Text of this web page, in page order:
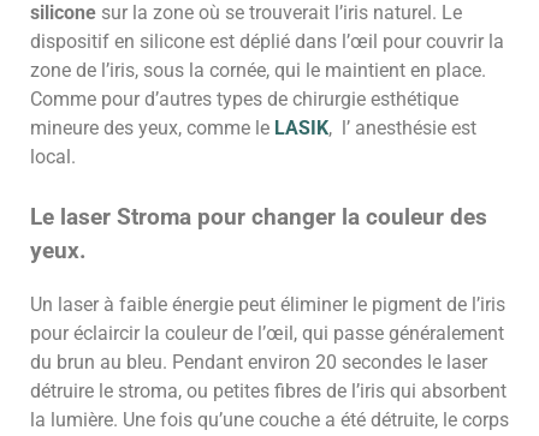
silicone sur la zone où se trouverait l’iris naturel. Le
dispositif en silicone est déplié dans l’œil pour couvrir la
zone de l’iris, sous la cornée, qui le maintient en place.
Comme pour d’autres types de chirurgie esthétique
mineure des yeux, comme le LASIK, l’ anesthésie est
local.
Le laser Stroma pour changer la couleur des
yeux.
Un laser à faible énergie peut éliminer le pigment de l’iris
pour éclaircir la couleur de l’œil, qui passe généralement
du brun au bleu. Pendant environ 20 secondes le laser
détruire le stroma, ou petites fibres de l’iris qui absorbent
la lumière. Une fois qu’une couche a été détruite, le corps